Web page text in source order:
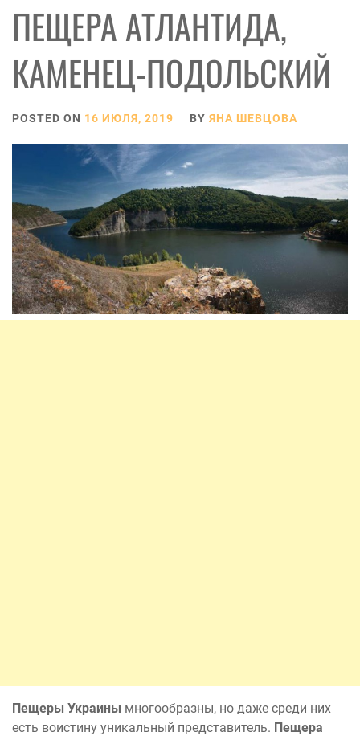
ПЕЩЕРА АТЛАНТИДА,
КАМЕНЕЦ-ПОДОЛЬСКИЙ
POSTED ON 16 ИЮЛЯ, 2019 BY ЯНА ШЕВЦОВА
Пещеры Украины многообразны, но даже среди них
есть воистину уникальный представитель. Пещера